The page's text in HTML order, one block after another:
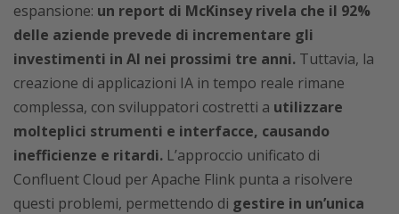
espansione: un report di McKinsey rivela che il 92%
delle aziende prevede di incrementare gli
investimenti in AI nei prossimi tre anni. Tuttavia, la
creazione di applicazioni IA in tempo reale rimane
complessa, con sviluppatori costretti a utilizzare
molteplici strumenti e interfacce, causando
inefficienze e ritardi. L’approccio unificato di
Confluent Cloud per Apache Flink punta a risolvere
questi problemi, permettendo di gestire in un’unica